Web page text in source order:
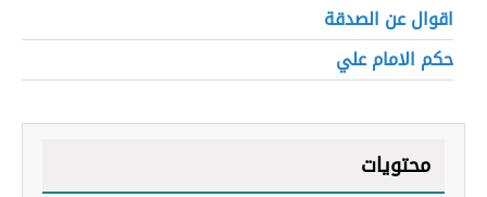
اقوال عن الصدقة
حكم الامام علي
محتويات